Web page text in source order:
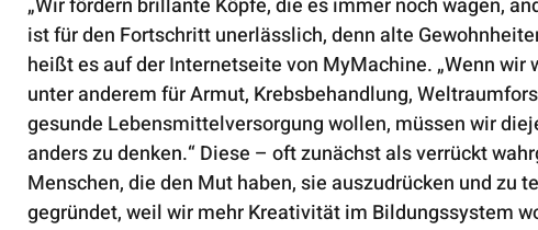
„Wir fördern brillante Köpfe, die es immer noch wagen,
ist für den Fortschritt unerlässlich, denn alte
heißt es auf der Internetseite von MyMachine. „Wenn
unter anderem für Armut, Krebsbehandlung,
gesunde Lebensmittelversorgung wollen, müssen wir
anders zu denken.“ Diese – oft zunächst als verrückt
Menschen, die den Mut haben, sie auszudrücken und zu
gegründet, weil wir mehr Kreativität im Bildungssystem